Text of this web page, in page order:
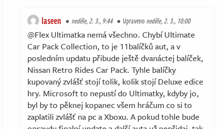
laseen neděle, 2. 3., 9:44 Upravenoneděle, 2. 3., 10:00
@Flex Ultimatka nemá všechno. Chybí Ultimate
Car Pack Collection, to je 11balíčků aut, a v
posledním updatu přibude ještě dvanáctej balíček,
Nissan Retro Rides Car Pack. Tyhle balíčky
kupovaný zvlášť stojí tolik, kolik stojí Deluxe edice
hry. Microsoft to nepustí do Ultimatky, kdyby jo,
byl by to pěknej kopanec všem hráčum co si to
zaplatili zvlášť na pc a Xboxu. A pokud tohle bude